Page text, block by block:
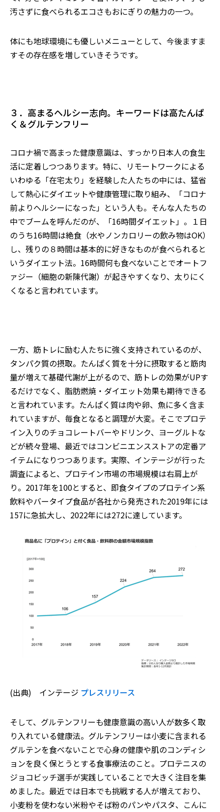
汚さずに食べられるエコさもおにぎりの魅力の一つ。
体にも地球環境にも優しいメニューとして、今後ますま
すその存在感を増していきそうです。
３．高まるヘルシー志向。キーワードは高たんぱ
く＆グルテンフリー
コロナ禍で高まった健康意識は、すっかり日本人の食生
活に定着しつつあります。特に、リモートワークによる
いわゆる「在宅太り」を経験した人たちの中には、猛省
して熱心にダイエットや健康管理に取り組み、「コロナ
前よりヘルシーになった」という人も。そんな人たちの
中でブームを呼んだのが、「16時間ダイエット」。１日
のうち16時間は絶食（水やノンカロリーの飲み物はOK）
し、残りの８時間は基本的に好きなものが食べられると
いうダイエット法。 16時間何も食べないことでオートフ
ァジー （細胞の新陳代謝）が起きやすくなり、太りにく
くなると言われています。
一方、筋トレに励む人たちに強く支持されているのが、
タンパク質の摂取。たんぱく質を十分に摂取すると筋肉
量が増えて基礎代謝が上がるので、筋トレの効果がUPす
るだけでなく、脂肪燃焼・ダイエット効果も期待できる
と言われています。たんぱく質は肉や卵、魚に多く含ま
れていますが、毎食となると調理が大変。そこでプロテ
イン入りのチョコレートバーやドリンク、ヨーグルトな
どが続々登場、最近ではコンビニエンスストアの定番ア
イテムになりつつあります。実際、インテージが行った
調査によると、プロテイン市場の市場規模は右肩上が
り。 2017年を100とすると、即食タイプのプロテイン系
飲料やバータイプ食品が各社から発売された2019年には
157に急拡大し、2022年には272に達しています。
(出典) インテージ プレスリリース
そして、グルテンフリーも健康意識の高い人が数多く取
り入れている健康法。グルテンフリーは小麦に含まれる
グルテンを食べないことで心身の健康や肌のコンディシ
ョンを良く保とうとする食事療法のこと。プロテニスの
ジョコビッチ選手が実践していることで大きく注目を集
めました。最近では日本でも挑戦する人が増えており、
小麦粉を使わない米粉やそば粉のパンやパスタ、こんに